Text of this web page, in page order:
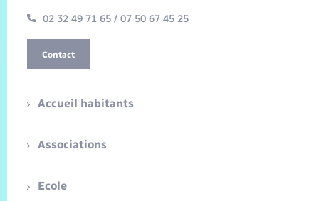
02 32 49 71 65 / 07 50 67 45 25
Contact
Accueil habitants
Associations
Ecole